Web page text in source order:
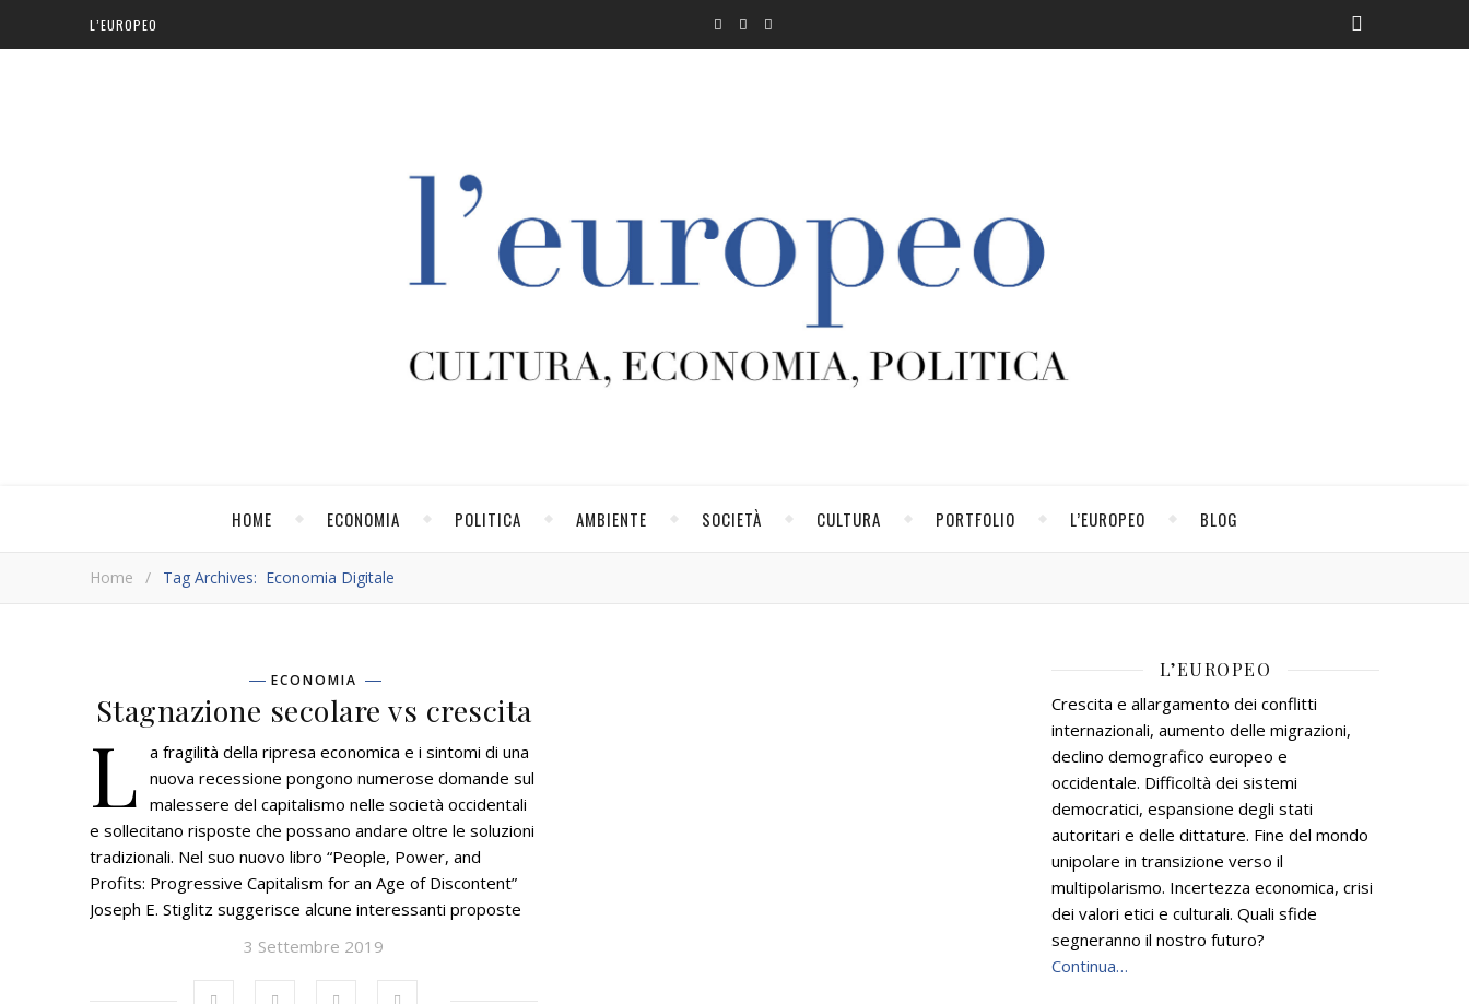
L’EUROPEO
HOME ECONOMIA POLITICA AMBIENTE SOCIETÀ CULTURA PORTFOLIO L’EUROPEO BLOG
Home / Tag Archives: Economia Digitale
ECONOMIA
Stagnazione secolare vs crescita
L a fragilità della ripresa economica e i sintomi di una
nuova recessione pongono numerose domande sul
malessere del capitalismo nelle società occidentali
e sollecitano risposte che possano andare oltre le soluzioni
tradizionali. Nel suo nuovo libro “People, Power, and
Profits: Progressive Capitalism for an Age of Discontent”
Joseph E. Stiglitz suggerisce alcune interessanti proposte
3 Settembre 2019
L’EUROPEO
Crescita e allargamento dei conflitti
internazionali, aumento delle migrazioni,
declino demografico europeo e
occidentale. Difficoltà dei sistemi
democratici, espansione degli stati
autoritari e delle dittature. Fine del mondo
unipolare in transizione verso il
multipolarismo. Incertezza economica, crisi
dei valori etici e culturali. Quali sfide
segneranno il nostro futuro?
Continua…